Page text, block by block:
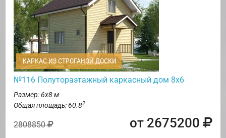
КАРКАС ИЗ СТРОГАНОЙ ДОСКИ
№116 Полутораэтажный каркасный дом 8х6
Размер: 6х8 м
Общая площадь: 60.82
2808850 от 2675200